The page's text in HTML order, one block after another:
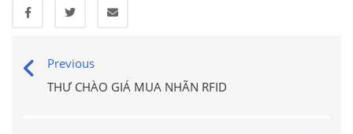
Previous
THƯ CHÀO GIÁ MUA NHÃN RFID